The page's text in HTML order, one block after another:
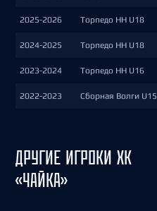
2025-2026 Торпедо НН U18
2024-2025 Торпедо НН U18
2023-2024 Торпедо НН U16
2022-2023 Сборная Волги U15
ДРУГИЕ ИГРОКИ ХК
«ЧАЙКА»